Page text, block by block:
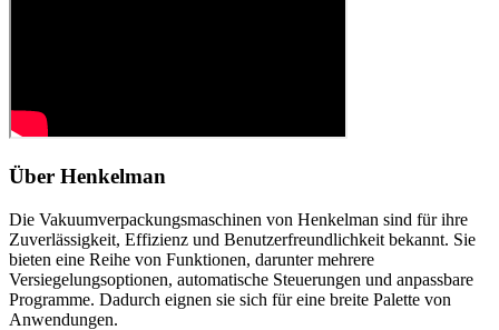
Über Henkelman
Die Vakuumverpackungsmaschinen von Henkelman sind für ihre
Zuverlässigkeit, Effizienz und Benutzerfreundlichkeit bekannt. Sie
bieten eine Reihe von Funktionen, darunter mehrere
Versiegelungsoptionen, automatische Steuerungen und anpassbare
Programme. Dadurch eignen sie sich für eine breite Palette von
Anwendungen.